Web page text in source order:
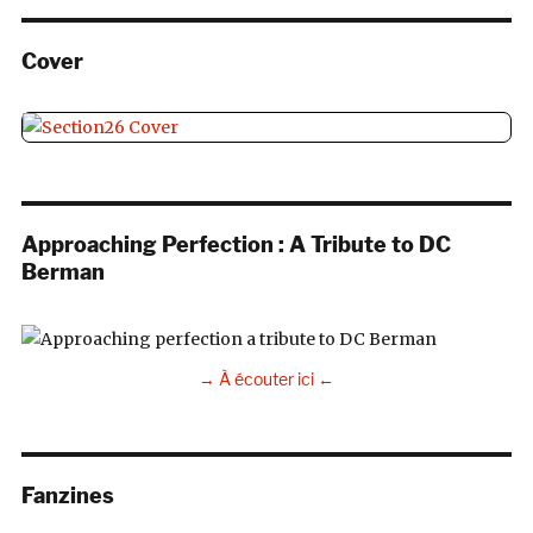
Cover
Approaching Perfection : A Tribute to DC
Berman
→ À écouter ici ←
Fanzines